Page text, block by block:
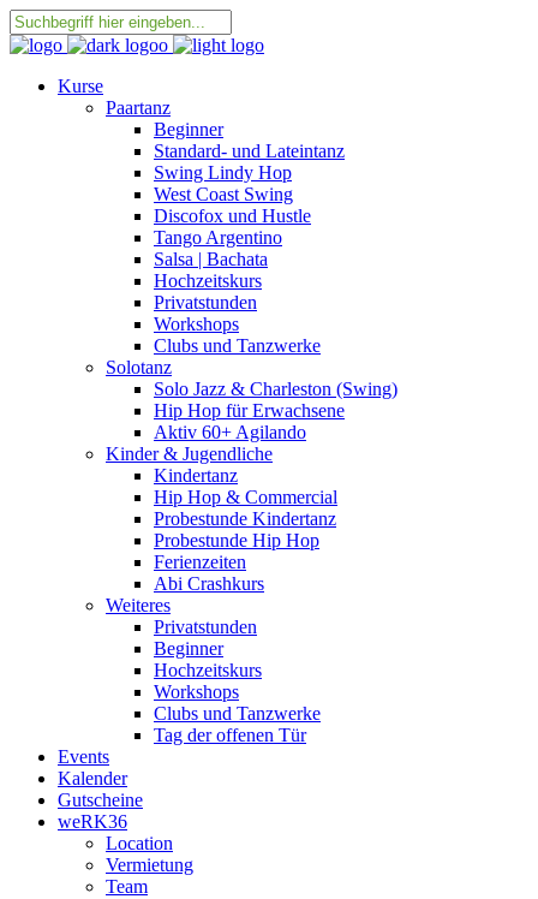
Kurse
Paartanz
Beginner
Standard- und Lateintanz
Swing Lindy Hop
West Coast Swing
Discofox und Hustle
Tango Argentino
Salsa | Bachata
Hochzeitskurs
Privatstunden
Workshops
Clubs und Tanzwerke
Solotanz
Solo Jazz & Charleston (Swing)
Hip Hop für Erwachsene
Aktiv 60+ Agilando
Kinder & Jugendliche
Kindertanz
Hip Hop & Commercial
Probestunde Kindertanz
Probestunde Hip Hop
Ferienzeiten
Abi Crashkurs
Weiteres
Privatstunden
Beginner
Hochzeitskurs
Workshops
Clubs und Tanzwerke
Tag der offenen Tür
Events
Kalender
Gutscheine
weRK36
Location
Vermietung
Team